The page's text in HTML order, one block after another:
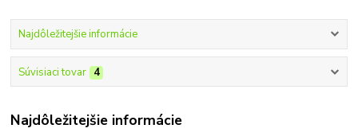
Najdôležitejšie informácie
Súvisiaci tovar 4
Najdôležitejšie informácie